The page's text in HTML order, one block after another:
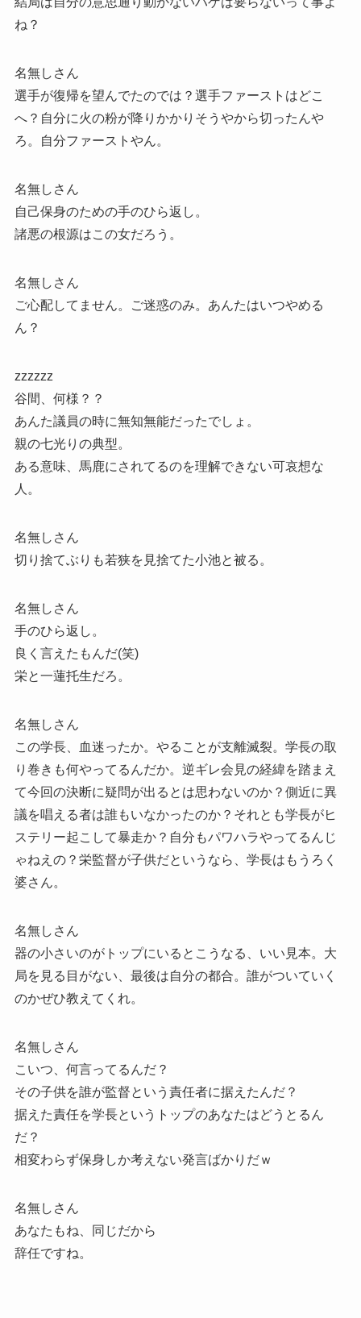
ね？
名無しさん
選手が復帰を望んでたのでは？選手ファーストはどこ
へ？自分に火の粉が降りかかりそうやから切ったんや
ろ。自分ファーストやん。
名無しさん
自己保身のための手のひら返し。
諸悪の根源はこの女だろう。
名無しさん
ご心配してません。ご迷惑のみ。あんたはいつやめる
ん？
zzzzzz
谷間、何様？？
あんた議員の時に無知無能だったでしょ。
親の七光りの典型。
ある意味、馬鹿にされてるのを理解できない可哀想な
人。
名無しさん
切り捨てぶりも若狭を見捨てた小池と被る。
名無しさん
手のひら返し。
良く言えたもんだ(笑)
栄と一蓮托生だろ。
名無しさん
この学長、血迷ったか。やることが支離滅裂。学長の取
り巻きも何やってるんだか。逆ギレ会見の経緯を踏まえ
て今回の決断に疑問が出るとは思わないのか？側近に異
議を唱える者は誰もいなかったのか？それとも学長がヒ
ステリー起こして暴走か？自分もパワハラやってるんじ
ゃねえの？栄監督が子供だというなら、学長はもうろく
婆さん。
名無しさん
器の小さいのがトップにいるとこうなる、いい見本。大
局を見る目がない、最後は自分の都合。誰がついていく
のかぜひ教えてくれ。
名無しさん
こいつ、何言ってるんだ？
その子供を誰が監督という責任者に据えたんだ？
据えた責任を学長というトップのあなたはどうとるん
だ？
相変わらず保身しか考えない発言ばかりだｗ
名無しさん
あなたもね、同じだから
辞任ですね。